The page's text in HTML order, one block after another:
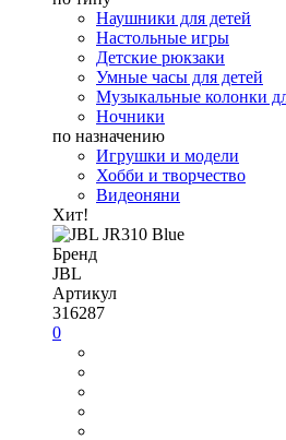
Наушники для детей
Настольные игры
Детские рюкзаки
Умные часы для детей
Музыкальные колонки
Ночники
по назначению
Игрушки и модели
Хобби и творчество
Видеоняни
Хит!
Бренд
JBL
Артикул
316287
0